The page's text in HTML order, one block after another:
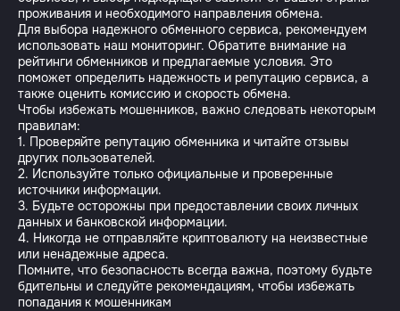
проживания и необходимого направления обмена.
Для выбора надежного обменного сервиса, рекомендуем
использовать наш мониторинг. Обратите внимание на
рейтинги обменников и предлагаемые условия. Это
поможет определить надежность и репутацию сервиса, а
также оценить комиссию и скорость обмена.
Чтобы избежать мошенников, важно следовать некоторым
правилам:
1. Проверяйте репутацию обменника и читайте отзывы
других пользователей.
2. Используйте только официальные и проверенные
источники информации.
3. Будьте осторожны при предоставлении своих личных
данных и банковской информации.
4. Никогда не отправляйте криптовалюту на неизвестные
или ненадежные адреса.
Помните, что безопасность всегда важна, поэтому будьте
бдительны и следуйте рекомендациям, чтобы избежать
попадания к мошенникам